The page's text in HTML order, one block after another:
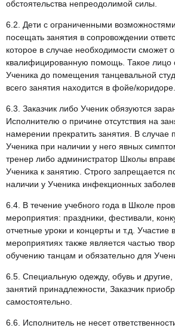
обстоятельства непреодолимой силы.
6.2. Дети с ограниченными
посещать занятия в сопровождении
которое в случае необходимости сможет
квалифицированную помощь. Такое лицо
Ученика до помещения танцевальной
всего занятия находится в фойе/коридоре.
6.3. Заказчик либо Ученик обязуются
Исполнителю о причине отсутствия на
намерении прекратить занятия. В случае
Ученика при наличии у него явных
тренер либо администратор Школы
Ученика к занятию. Строго запрещается
наличии у Ученика инфекционных
6.4. В течение учебного года в Школе
мероприятия: праздники, фестивали,
отчетные уроки и концерты и т.д. Участие
мероприятиях также является частью
обучению танцам и обязательно для
6.5. Специальную одежду, обувь и
занятий принадлежности, Заказчик
самостоятельно.
6.6. Исполнитель не несет